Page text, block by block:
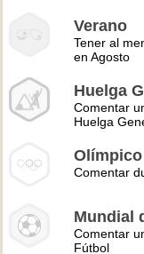
Verano
Tener al
en Agosto
Huelga
Comentar
Huelga
Olímpico
Comentar
Mundial
Comentar
Fútbol